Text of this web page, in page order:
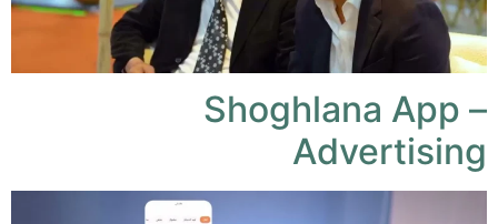
Shoghlana App –
Advertising